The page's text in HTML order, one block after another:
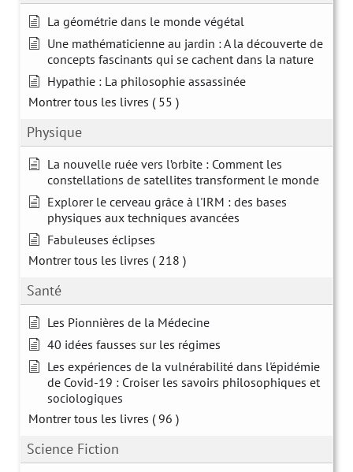
La géométrie dans le monde végétal
Une mathématicienne au jardin : A la découverte de
concepts fascinants qui se cachent dans la nature
Hypathie : La philosophie assassinée
Montrer tous les livres ( 55 )
Physique
La nouvelle ruée vers l’orbite : Comment les
constellations de satellites transforment le monde
Explorer le cerveau grâce à l'IRM : des bases
physiques aux techniques avancées
Fabuleuses éclipses
Montrer tous les livres ( 218 )
Santé
Les Pionnières de la Médecine
40 idées fausses sur les régimes
Les expériences de la vulnérabilité dans l'épidémie
de Covid-19 : Croiser les savoirs philosophiques et
sociologiques
Montrer tous les livres ( 96 )
Science Fiction